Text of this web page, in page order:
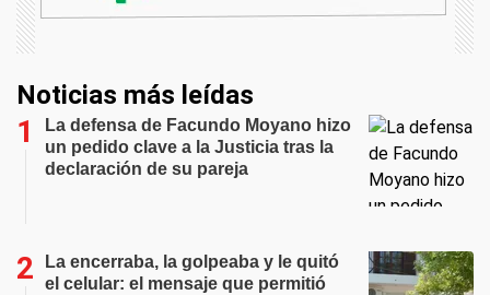
Noticias más leídas
La defensa de Facundo Moyano hizo
un pedido clave a la Justicia tras la
declaración de su pareja
La encerraba, la golpeaba y le quitó
el celular: el mensaje que permitió